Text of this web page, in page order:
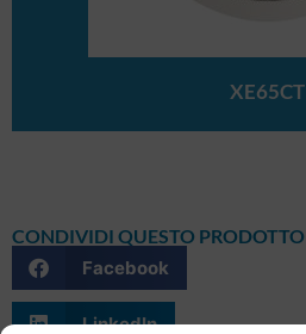
XE65CT
CONDIVIDI QUESTO PRODOTTO
Facebook
LinkedIn